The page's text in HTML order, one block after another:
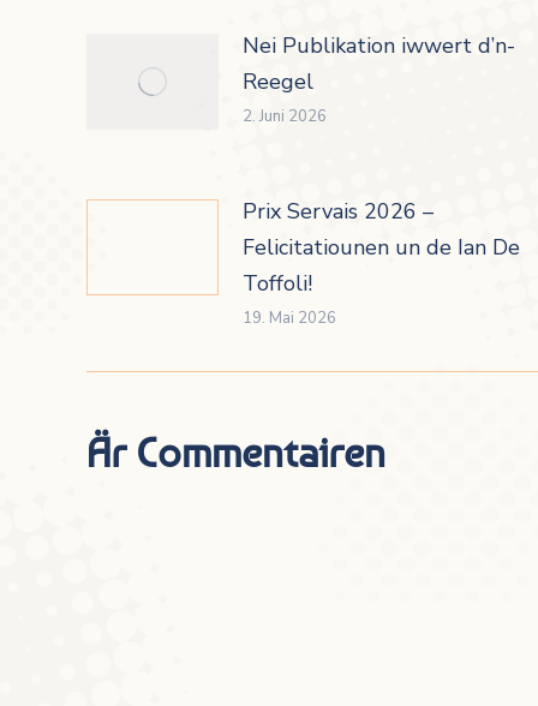
Nei Publikation iwwert d’n-
Reegel
2. Juni 2026
Prix Servais 2026 –
Felicitatiounen un de Ian De
Toffoli!
19. Mai 2026
Är Commentairen